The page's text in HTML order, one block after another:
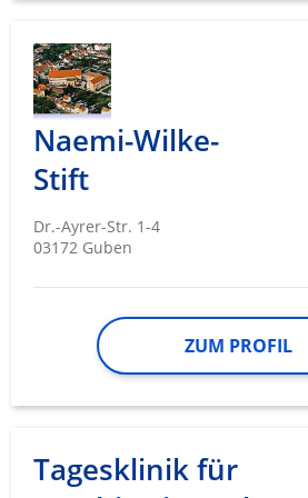
Naemi-Wilke-
Stift
Dr.-Ayrer-Str. 1-4
03172 Guben
ZUM PROFIL
Tagesklinik für
verschiedenen Quellen
Entwicklung und Verbesserung der
Angebote
Verwendung reduzierter Daten zur
von Inhalten
IAB-Besonderheiten:
Geräte anhand von aktiv
Notwendig
Werbung